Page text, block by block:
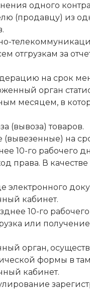
одного
(продавцу) из
отгрузкам за
на срок
орган
месяцем, в
(вывоза) товаров.
на
10-го рабочего
права. В качестве
электронного
кабинет.
10-го
или
орган,
формы в
кабинет.